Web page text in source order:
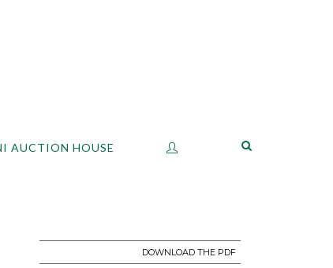
AUCTION HOUSE
DOWNLOAD THE PDF